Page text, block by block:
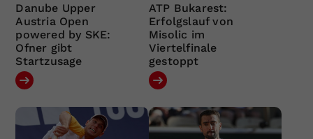
Danube Upper
Austria Open
powered by SKE:
Ofner gibt
Startzusage
ATP Bukarest:
Erfolgslauf von
Misolic im
Viertelfinale
gestoppt